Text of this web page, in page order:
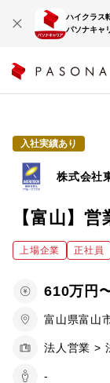
ハイクラス
パソナキャ
入社実績あり
株式会社
【富山】
上場企業 正社員
610万円
富山県富山
法人営業 >
-